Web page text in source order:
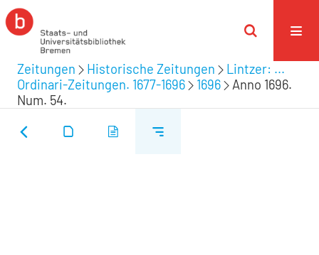
Zeitungen Historische Zeitungen
Lintzer: ...
Ordinari-Zeitungen. 1677-1696
1696
Anno 1696.
Num. 54.